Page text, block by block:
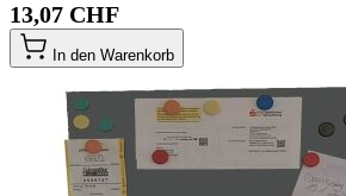
13,07 CHF
In den Warenkorb